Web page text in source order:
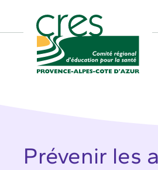
Prévenir les